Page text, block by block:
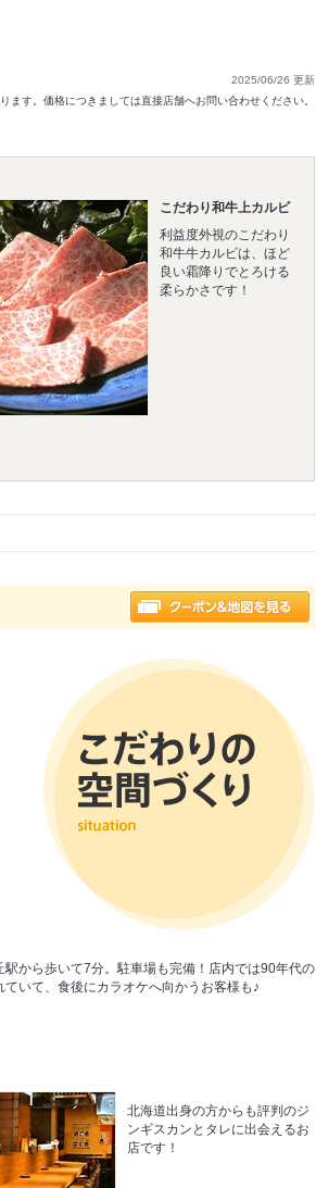
2025/06/26 更新
す。価格につきましては直接店舗へお問い合わせください。
こだわり和牛上カルビ
利益度外視のこだわり
和牛牛カルビは、ほど
良い霜降りでとろける
柔らかさです！
駅から歩いて7分。駐車場も完備！店内では90年代の
ていて、食後にカラオケへ向かうお客様も♪
北海道出身の方からも評判のジ
ンギスカンとタレに出会えるお
店です！